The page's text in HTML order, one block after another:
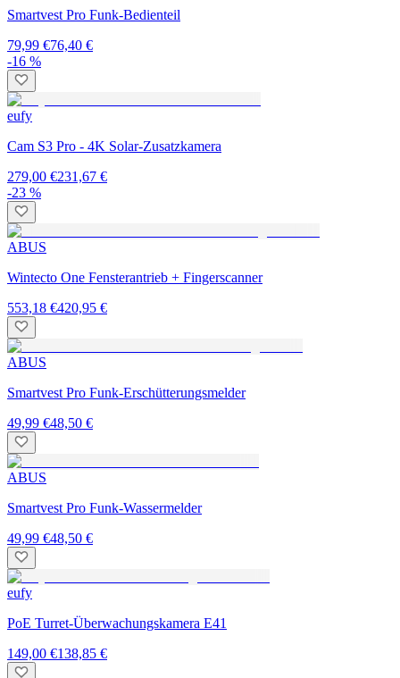
Smartvest Pro Funk-Bedienteil
79,99 €76,40 €
-16 %
eufy
Cam S3 Pro - 4K Solar-Zusatzkamera
279,00 €231,67 €
-23 %
ABUS
Wintecto One Fensterantrieb + Fingerscanner
553,18 €420,95 €
ABUS
Smartvest Pro Funk-Erschütterungsmelder
49,99 €48,50 €
ABUS
Smartvest Pro Funk-Wassermelder
49,99 €48,50 €
eufy
PoE Turret-Überwachungskamera E41
149,00 €138,85 €